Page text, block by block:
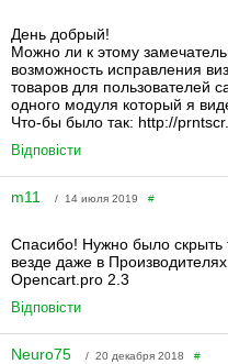
День добрый!
Можно ли к этому
возможность исправления
товаров для пользователей
одного модуля который я
Что-бы было так: http://
Відповісти
m11 / 14 июля 2019 #
Спасибо! Нужно было скрыть
везде даже в
Opencart.pro 2.3
Відповісти
Neuro75 / 20 декабря 2018 #